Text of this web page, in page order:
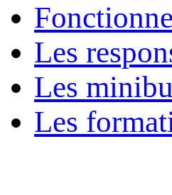
Les
Les
Les